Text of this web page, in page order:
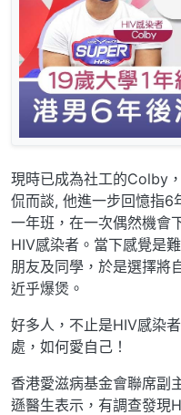
現時已成為社工的Colby
侃而談, 他進一步回憶指6
一年班，在一次偶然機會
HIV感染者。當下感覺是
朋友及同學，於是選擇將
近乎爆煲。
好多人，不止是HIV感染
處，如何愛自己！
香港愛滋病基金會聯席副
遜醫生表示，有調查發現